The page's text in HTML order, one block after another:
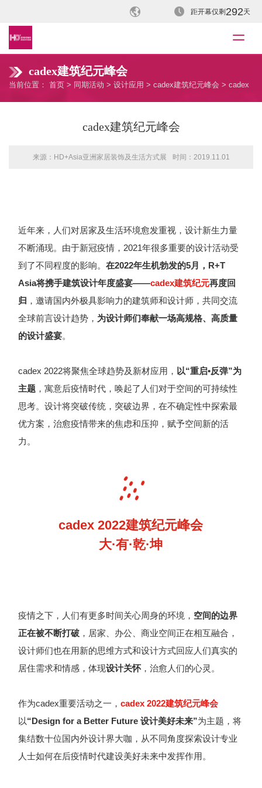
距开幕仅剩 292天
cadex建筑纪元峰会
当前位置： 首页 > 同期活动 > 设计应用 > cadex建筑纪元峰会 > cadex
cadex建筑纪元峰会
来源：HD+Asia亚洲家居装饰及生活方式展 时间：2019.11.01
近年来，人们对居家及生活环境愈发重视，设计新生力量
不断涌现。由于新冠疫情，2021年很多重要的设计活动受
到了不同程度的影响。 在2022年生机勃发的5月，R+T
Asia将携手建筑设计年度盛宴——cadex建筑纪元再度回
归 ，邀请国内外极具影响力的建筑师和设计师，共同交流
全球前言设计趋势， 为设计师们奉献一场高规格、高质量
的设计盛宴。
cadex 2022将聚焦全球趋势及新材应用 ， 以“重启•反弹”为
主题 ，寓意后疫情时代，唤起了人们对于空间的可持续性
思考。 设计将突破传统，突破边界，在不确定性中探索最
优方案，治愈疫情带来的焦虑和压抑，赋予空间新的活
力。
cadex 2022建筑纪元峰会
大·有·乾·坤
疫情之下，人们有更多时间关心周身的环境， 空间的边界
正在被不断打破 ，居家、办公、商业空间正在相互融合，
设计师们也在用新的思维方式和设计方式回应人们真实的
居住需求和情感，体现设计关怀，治愈人们的心灵。
作为cadex重要活动之一， cadex 2022建筑纪元峰会
以“Design for a Better Future 设计美好未来”为主题，将
集结数十位国内外设计界大咖，从不同角度探索设计专业
人士如何在后疫情时代建设美好未来中发挥作用。